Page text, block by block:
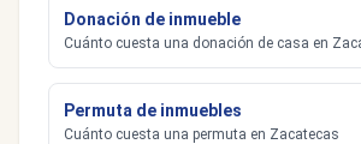
Donación de inmueble
Cuánto cuesta una donación de casa en
Permuta de inmuebles
Cuánto cuesta una permuta en Zacatecas